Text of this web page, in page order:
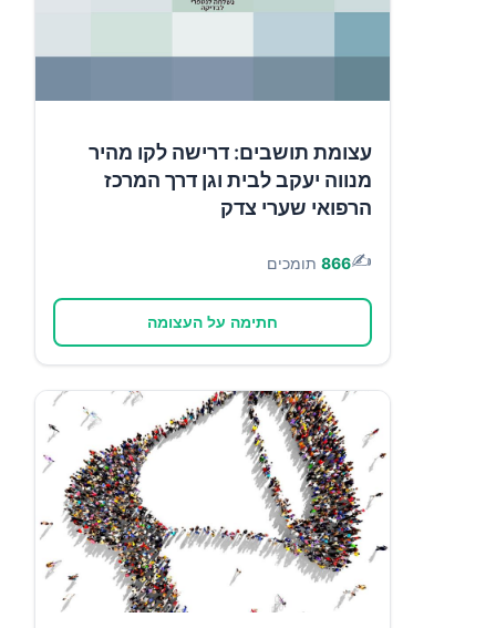
עצומת תושבים: דרישה לקו מהיר
מנווה יעקב לבית וגן דרך המרכז
הרפואי שערי צדק
✍️
866 תומכים
חתימה על העצומה